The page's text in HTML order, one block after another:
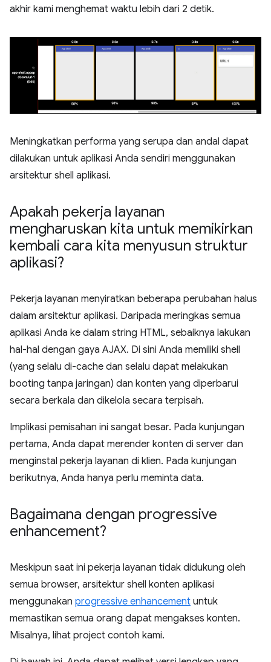
akhir kami menghemat waktu lebih dari 2 detik.
Meningkatkan performa yang serupa dan andal dapat
dilakukan untuk aplikasi Anda sendiri menggunakan
arsitektur shell aplikasi.
Apakah pekerja layanan
mengharuskan kita untuk memikirkan
kembali cara kita menyusun struktur
aplikasi?
Pekerja layanan menyiratkan beberapa perubahan halus
dalam arsitektur aplikasi. Daripada meringkas semua
aplikasi Anda ke dalam string HTML, sebaiknya lakukan
hal-hal dengan gaya AJAX. Di sini Anda memiliki shell
(yang selalu di-cache dan selalu dapat melakukan
booting tanpa jaringan) dan konten yang diperbarui
secara berkala dan dikelola secara terpisah.
Implikasi pemisahan ini sangat besar. Pada kunjungan
pertama, Anda dapat merender konten di server dan
menginstal pekerja layanan di klien. Pada kunjungan
berikutnya, Anda hanya perlu meminta data.
Bagaimana dengan progressive
enhancement?
Meskipun saat ini pekerja layanan tidak didukung oleh
semua browser, arsitektur shell konten aplikasi
menggunakan progressive enhancement untuk
memastikan semua orang dapat mengakses konten.
Misalnya, lihat project contoh kami.